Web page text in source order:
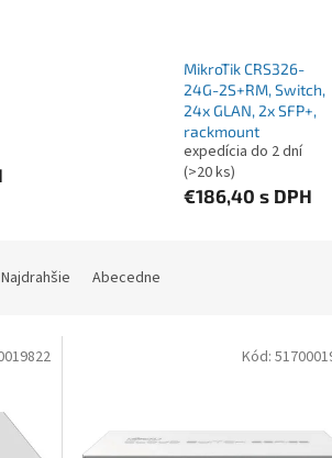
MikroTik CRS326-
24G-2S+RM, Switch,
24x GLAN, 2x SFP+,
rackmount
expedícia do 2 dní
(>20 ks)
€186,40 s DPH
Najdrahšie Abecedne
Kód: